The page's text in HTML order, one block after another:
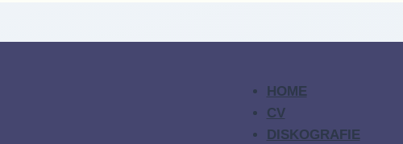
HOME
CV
DISKOGRAFIE